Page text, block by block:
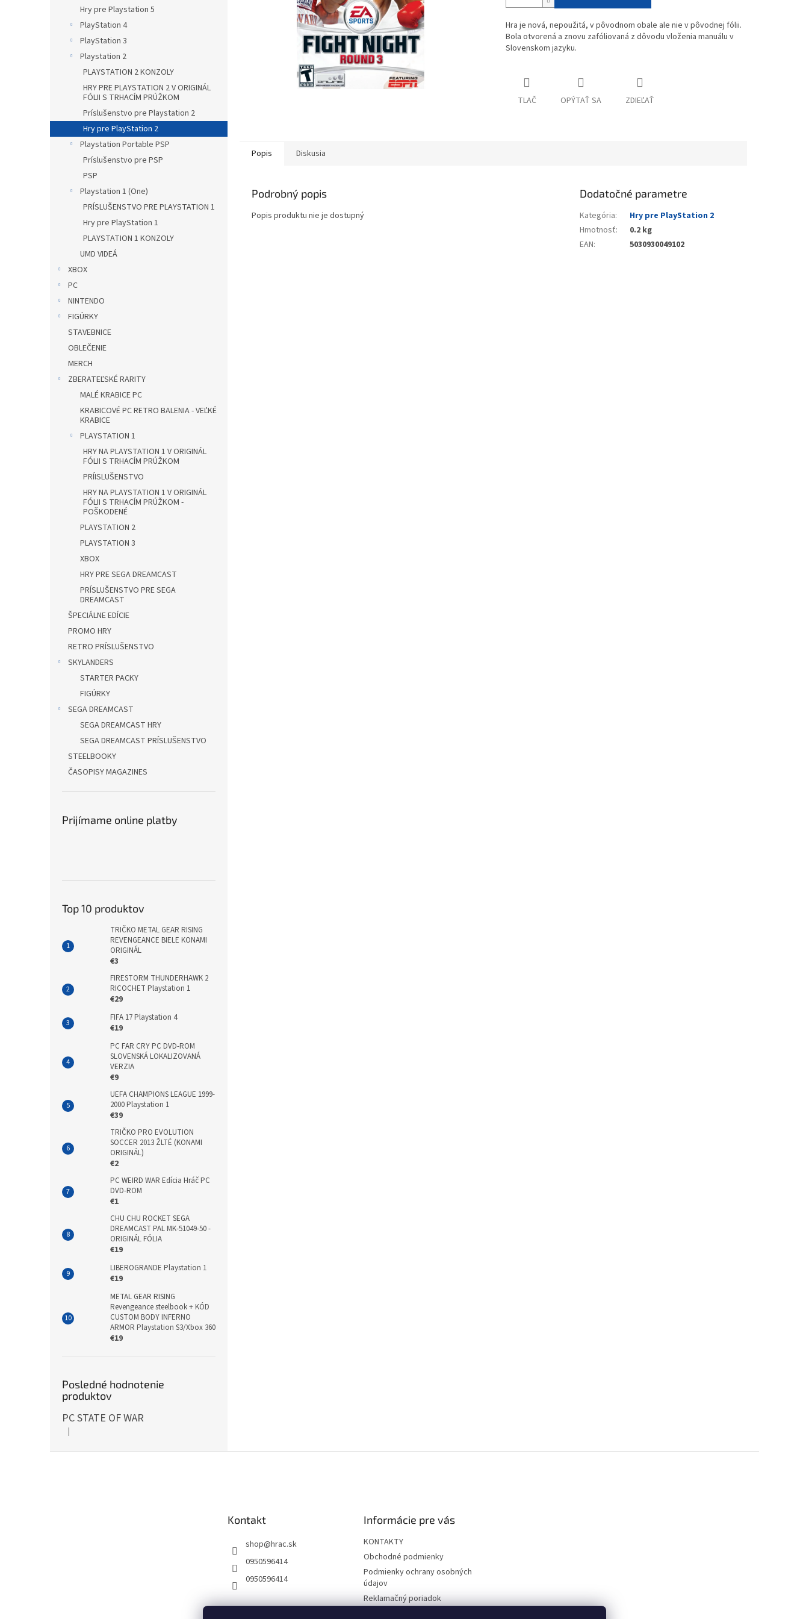
Hry pre Playstation 5
PlayStation 4
PlayStation 3
Playstation 2
PLAYSTATION 2 KONZOLY
HRY PRE PLAYSTATION 2 V ORIGINÁL
FÓLII S TRHACÍM PRÚŽKOM
Príslušenstvo pre Playstation 2
Hry pre PlayStation 2
Playstation Portable PSP
Príslušenstvo pre PSP
PSP
Playstation 1 (One)
PRÍSLUŠENSTVO PRE PLAYSTATION 1
Hry pre PlayStation 1
PLAYSTATION 1 KONZOLY
UMD VIDEÁ
XBOX
PC
NINTENDO
FIGÚRKY
STAVEBNICE
OBLEČENIE
MERCH
ZBERATEĽSKÉ RARITY
MALÉ KRABICE PC
KRABICOVÉ PC RETRO BALENIA - VEĽKÉ
KRABICE
PLAYSTATION 1
HRY NA PLAYSTATION 1 V ORIGINÁL
FÓLII S TRHACÍM PRÚŽKOM
PRÍISLUŠENSTVO
HRY NA PLAYSTATION 1 V ORIGINÁL
FÓLII S TRHACÍM PRÚŽKOM -
POŠKODENÉ
PLAYSTATION 2
PLAYSTATION 3
XBOX
HRY PRE SEGA DREAMCAST
PRÍSLUŠENSTVO PRE SEGA
DREAMCAST
ŠPECIÁLNE EDÍCIE
PROMO HRY
RETRO PRÍSLUŠENSTVO
SKYLANDERS
STARTER PACKY
FIGÚRKY
SEGA DREAMCAST
SEGA DREAMCAST HRY
SEGA DREAMCAST PRÍSLUŠENSTVO
STEELBOOKY
ČASOPISY MAGAZINES
Prijímame online platby
Top 10 produktov
TRIČKO METAL GEAR RISING
REVENGEANCE BIELE KONAMI
ORIGINÁL
€3
FIRESTORM THUNDERHAWK 2
RICOCHET Playstation 1
€29
FIFA 17 Playstation 4
€19
PC FAR CRY PC DVD-ROM
SLOVENSKÁ LOKALIZOVANÁ
VERZIA
€9
UEFA CHAMPIONS LEAGUE 1999-
2000 Playstation 1
€39
TRIČKO PRO EVOLUTION
SOCCER 2013 ŽLTÉ (KONAMI
ORIGINÁL)
€2
PC WEIRD WAR Edícia Hráč PC
DVD-ROM
€1
CHU CHU ROCKET SEGA
DREAMCAST PAL MK-51049-50 -
ORIGINÁL FÓLIA
€19
LIBEROGRANDE Playstation 1
€19
METAL GEAR RISING
Revengeance steelbook + KÓD
CUSTOM BODY INFERNO
ARMOR Playstation S3/Xbox 360
€19
Posledné hodnotenie
produktov
PC STATE OF WAR
Hodnotenie produktu je 5 z 5 hviezdičiek.
|
Hra je nová, nepoužitá, v pôvodnom obale ale nie v pôvodnej fólii.
Bola otvorená a znovu zafóliovaná z dôvodu vloženia manuálu v
Slovenskom jazyku.
TLAČ OPÝTAŤ SA ZDIEĽAŤ
Popis Diskusia
Podrobný popis
Popis produktu nie je dostupný
Dodatočné parametre
Kategória:
Hry pre PlayStation 2
Hmotnosť:
0.2 kg
EAN: 5030930049102
Kontakt
shop@hrac.sk
0950596414
0950596414
Informácie pre vás
KONTAKTY
Obchodné podmienky
Podmienky ochrany osobných
údajov
Reklamačný poriadok